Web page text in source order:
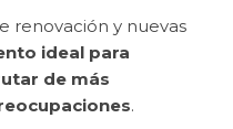
renovación y nuevas
ideal para
de más
.